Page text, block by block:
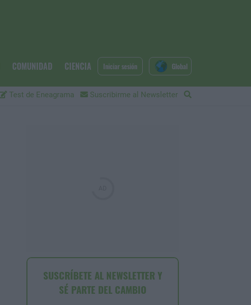
COMUNIDAD CIENCIA
Test de Eneagrama Suscribirme al Newsletter
Iniciar sesión Global
SUSCRÍBETE AL NEWSLETTER Y
SÉ PARTE DEL CAMBIO